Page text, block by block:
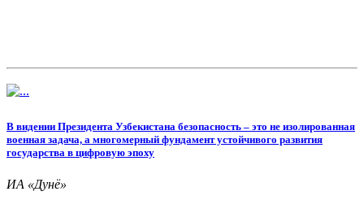
В видении Президента Узбекистана безопасность – это не изолированная
военная задача, а многомерный фундамент устойчивого развития
государства в цифровую эпоху
ИА «Дунё»